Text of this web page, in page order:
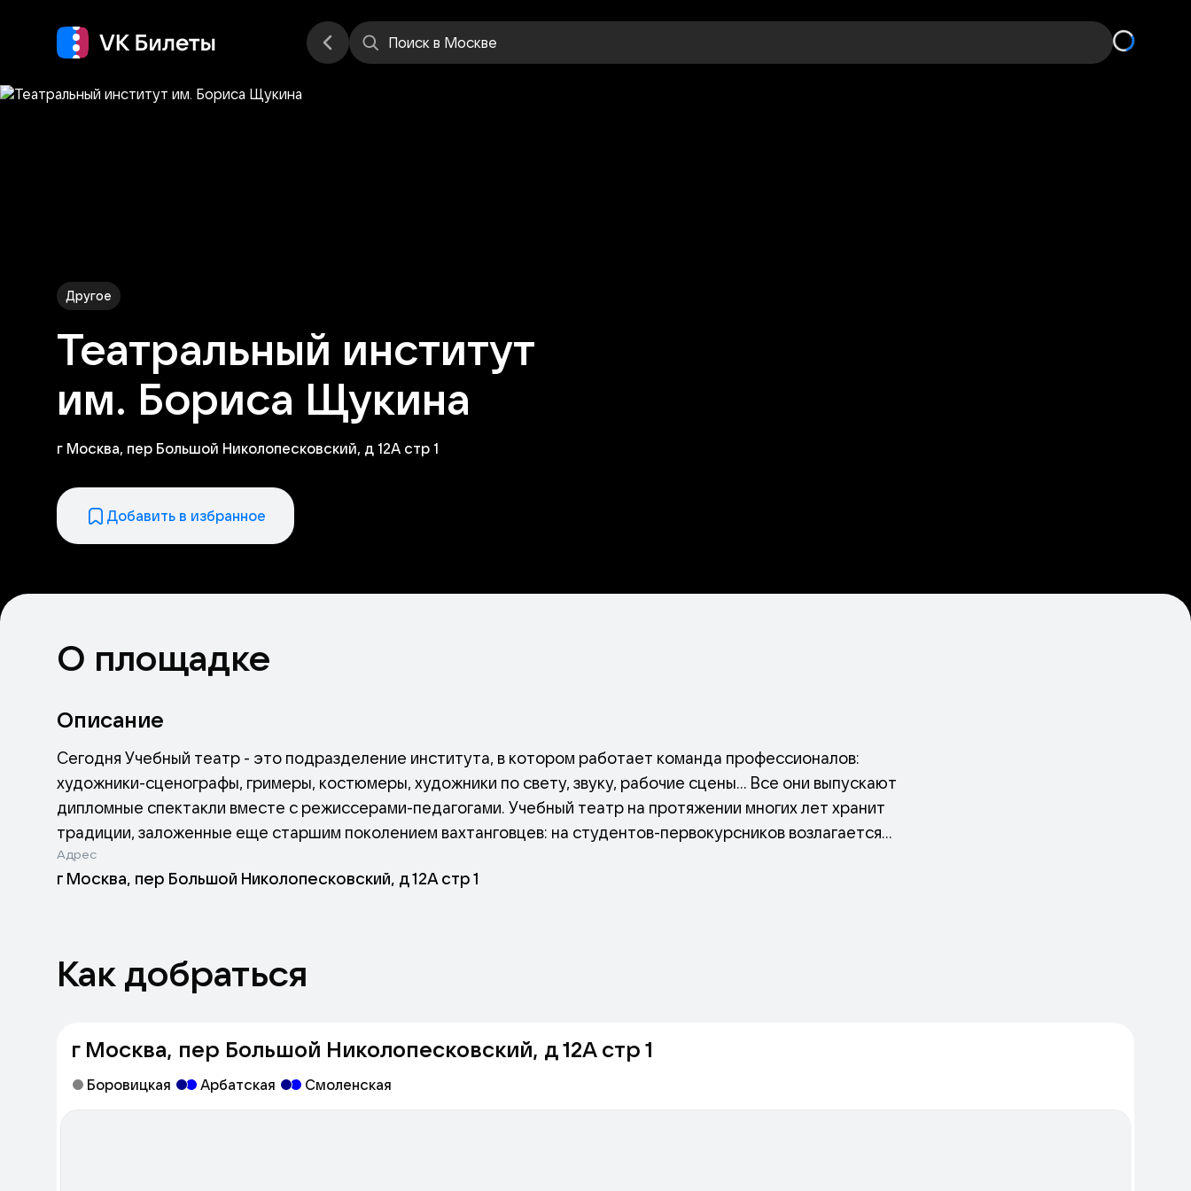
Поиск в Москве
Другое
Театральный институт
им. Бориса Щукина
г Москва, пер Большой Николопесковский, д 12А стр 1
Добавить в избранное
О площадке
Описание
Сегодня Учебный театр - это подразделение института, в котором работает команда профессионалов:
художники-сценографы, гримеры, костюмеры, художники по свету, звуку, рабочие сцены... Все они выпускают
дипломные спектакли вместе с режиссерами-педагогами. Учебный театр на протяжении многих лет хранит
традиции, заложенные еще старшим поколением вахтанговцев: на студентов-первокурсников возлагается
задача обслуживать спектакли четвертых, выпускных, курсов.
Адрес
г Москва, пер Большой Николопесковский, д 12А стр 1
Как добраться
г Москва, пер Большой Николопесковский, д 12А стр 1
Боровицкая Арбатская Смоленская